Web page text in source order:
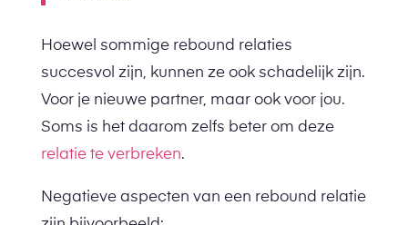
Hoewel sommige rebound relaties
succesvol zijn, kunnen ze ook schadelijk zijn.
Voor je nieuwe partner, maar ook voor jou.
Soms is het daarom zelfs beter om deze
relatie te verbreken.
Negatieve aspecten van een rebound relatie